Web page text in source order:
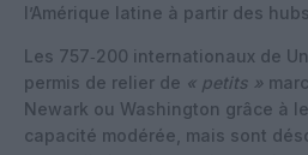
l’Amérique latine à partir des
Les 757‑200 internationaux de
permis de relier de « petits »
Newark ou Washington grâce à
capacité modérée, mais sont